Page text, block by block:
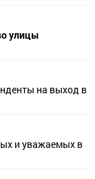
улицы
на выход в
и уважаемых в